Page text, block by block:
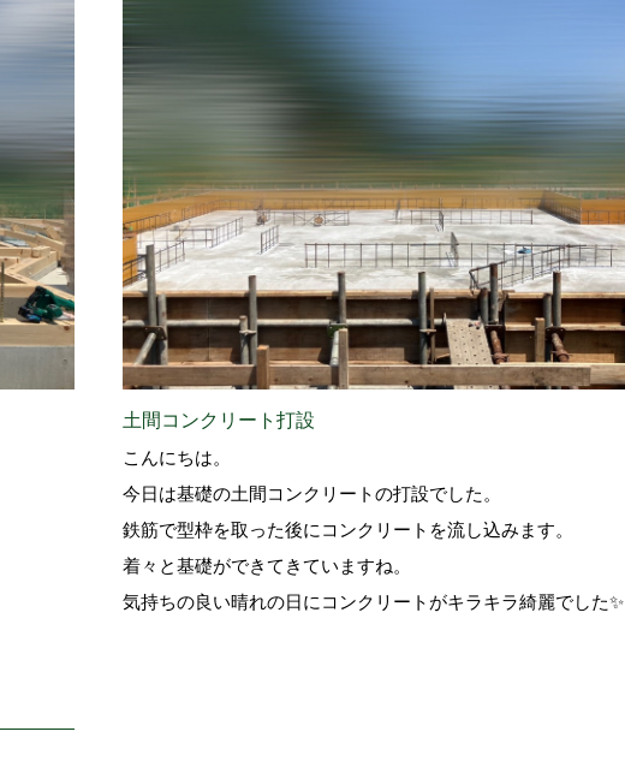
土間コンクリート打設
こんにちは。
今日は基礎の土間コンクリートの打設でした。
鉄筋で型枠を取った後にコンクリートを流し込みます。
着々と基礎ができてきていますね。
気持ちの良い晴れの日にコンクリートがキラキラ綺麗でした✨